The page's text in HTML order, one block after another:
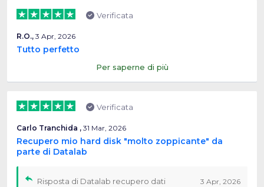
Verificata
R.O., 3 Apr, 2026
Tutto perfetto
Per saperne di più
Verificata
Carlo Tranchida , 31 Mar, 2026
Recupero mio hard disk "molto zoppicante" da
parte di Datalab
Risposta di Datalab recupero dati 3 Apr, 2026